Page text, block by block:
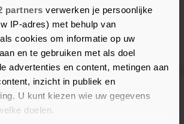
partners verwerken je persoonlijke
IP-adres) met behulp van
cookies om informatie op uw
en te gebruiken met als doel
advertenties en content, metingen aan
inzicht in publiek en
U kunt kiezen wie uw gegevens
doelen.